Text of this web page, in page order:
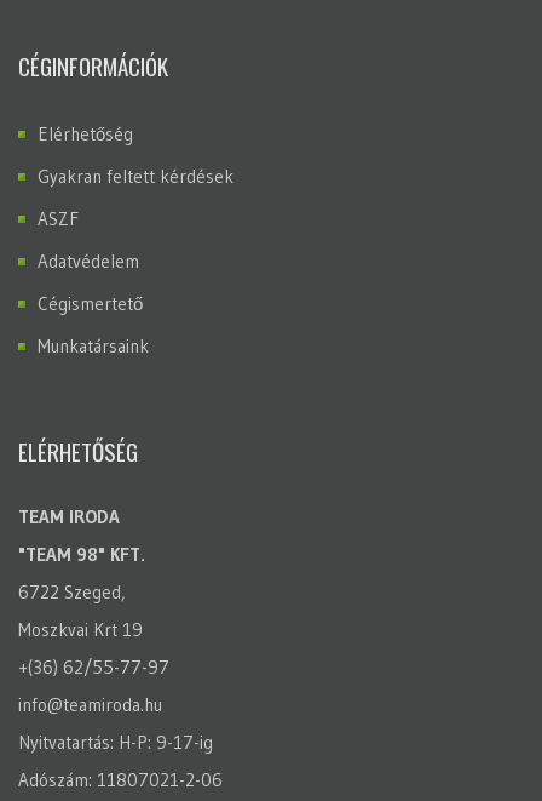
CÉGINFORMÁCIÓK
Elérhetőség
Gyakran feltett kérdések
ASZF
Adatvédelem
Cégismertető
Munkatársaink
ELÉRHETŐSÉG
TEAM IRODA
"TEAM 98" KFT.
6722 Szeged,
Moszkvai Krt 19
+(36) 62/55-77-97
info@teamiroda.hu
Nyitvatartás: H-P: 9-17-ig
Adószám: 11807021-2-06